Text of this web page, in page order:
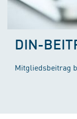
DIN-
Mitgliedsbeitrag